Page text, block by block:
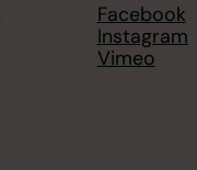
Facebook
Instagram
Vimeo